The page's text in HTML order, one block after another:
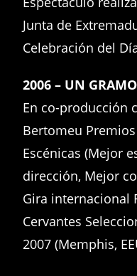
Junta de
Celebración del
2006 – UN
En co-producción
Bertomeu
Escénicas (Mejor
dirección, Mejor
Gira internacional
Cervantes
2007 (Memphis,